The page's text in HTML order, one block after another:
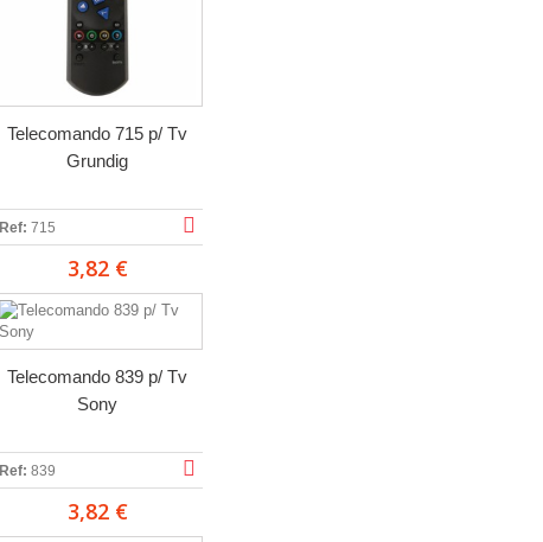
Telecomando 715 p/ Tv
Grundig
Ref: 715
3,82 €
Telecomando 839 p/ Tv
Sony
Ref: 839
3,82 €